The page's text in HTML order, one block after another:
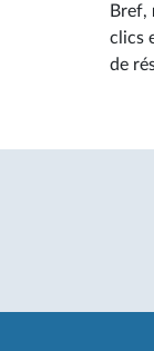
Bref,
clics
de